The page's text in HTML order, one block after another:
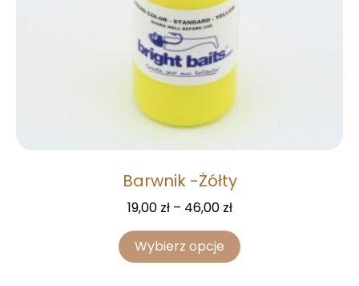
Barwnik -Żółty
19,00 zł – 46,00 zł
Wybierz opcje